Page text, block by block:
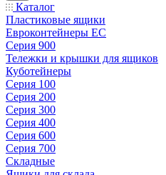
Каталог
Пластиковые ящики
Евроконтейнеры ЕС
Серия 900
Тележки и крышки для ящиков
Куботейнеры
Серия 100
Серия 200
Серия 300
Серия 400
Серия 600
Серия 700
Складные